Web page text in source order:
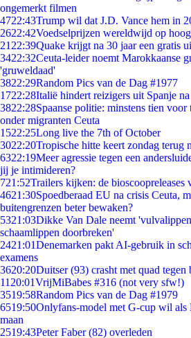
ongemerkt filmen
4722:43Trump wil dat J.D. Vance hem in
2622:42Voedselprijzen wereldwijd op
21 22:39Quake krijgt na 30 jaar een gratis
3422:32Ceuta-leider noemt Marokkaanse
'gruweldaad'
3822:29Random Pics van de Dag #1977
1722:28Italië hindert reizigers uit Spanje
3822:28Spaanse politie: minstens tien
onder migranten Ceuta
1522:25Long live the 7th of October
3022:20Tropische hitte keert zondag terug
6322:19Meer agressie tegen een
jij je intimideren?
721:52Trailers kijken: de bioscoopreleases
4621:30Spoedberaad EU na crisis Ceuta,
buitengrenzen beter bewaken?
5321:03Dikke Van Dale neemt
schaamlippen doorbreken'
2421:01Denemarken pakt AI-gebruik in
examens
3620:20Duitser (93) crasht met quad
11 20:01VrijMiBabes #316 (not very sfw!)
3519:58Random Pics van de Dag #1979
6519:50Onlyfans-model met G-cup wil als
maan
2519:43Peter Faber (82) overleden